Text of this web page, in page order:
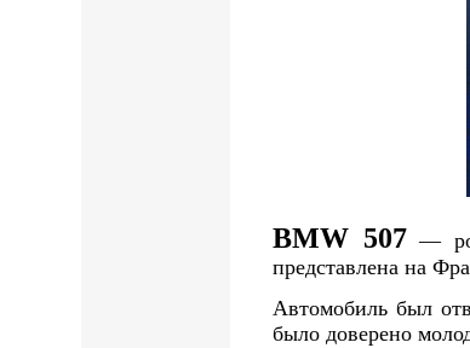
BMW 507 —
представлена на
Автомобиль был
было доверено